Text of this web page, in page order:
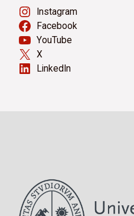
Instagram
Facebook
YouTube
X
LinkedIn